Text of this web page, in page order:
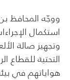
ووجّه المحافظ
استكمال
وتجهيز صالة
التحتية
هواياتهم في